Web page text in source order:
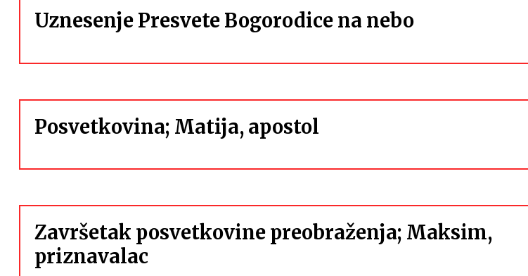
Uznesenje Presvete Bogorodice na nebo
Posvetkovina; Matija, apostol
Završetak posvetkovine preobraženja; Maksim,
priznavalac